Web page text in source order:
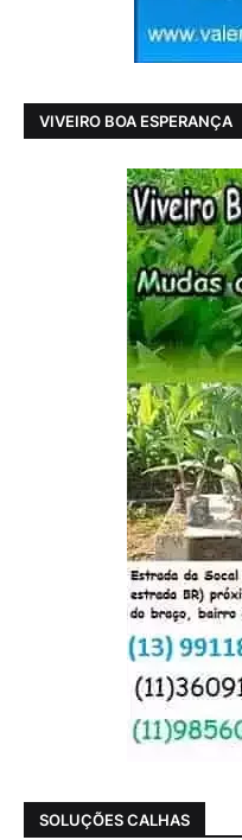
VIVEIRO BOA ESPERANÇA
SOLUÇÕES CALHAS